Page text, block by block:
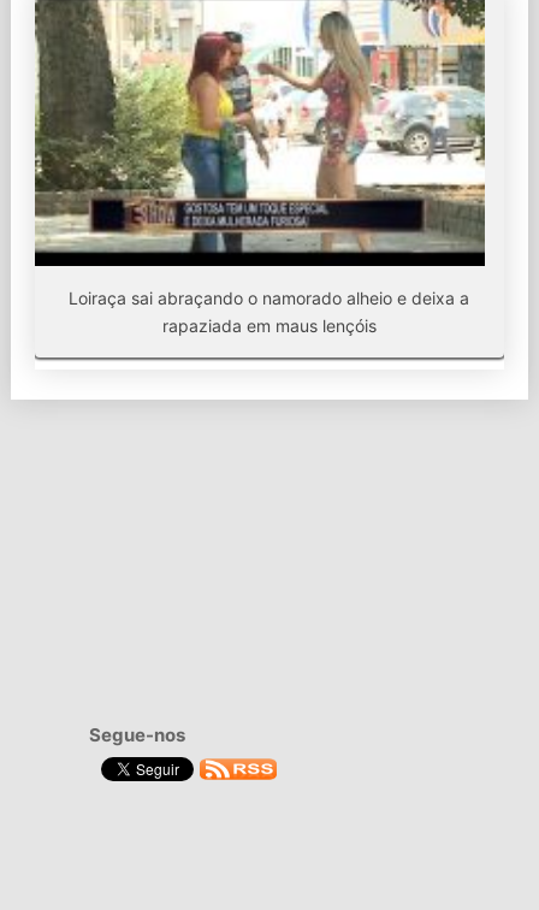
Loiraça sai abraçando o namorado alheio e deixa a
rapaziada em maus lençóis
Segue-nos